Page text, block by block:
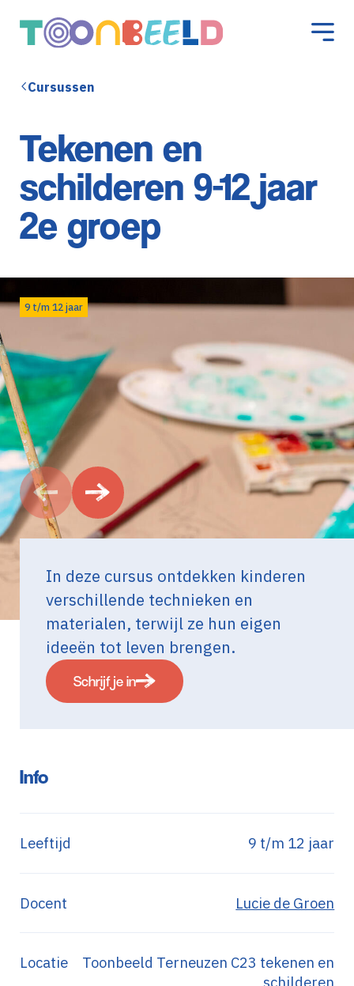
Cursussen
Tekenen en
schilderen 9-12 jaar
2e groep
9 t/m 12 jaar
In deze cursus ontdekken kinderen
verschillende technieken en
materialen, terwijl ze hun eigen
ideeën tot leven brengen.
Schrijf je in
Info
Leeftijd 9 t/m 12 jaar
Docent Lucie de Groen
Locatie
Toonbeeld Terneuzen C23 tekenen en
schilderen